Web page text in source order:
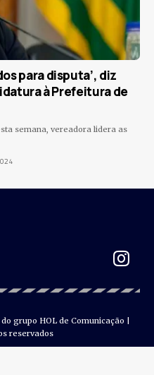
para disputa’, diz
à Prefeitura de
semana, vereadora lidera as
grupo HOL de Comunicação |
reservados